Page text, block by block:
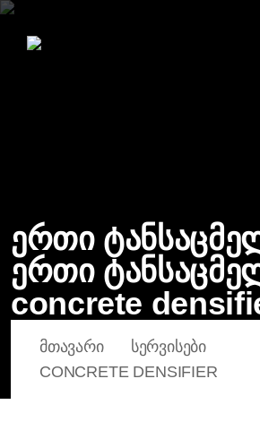
ერთი
ერთი
concrete
ᲛᲗᲐᲕᲐᲠᲘ
ᲡᲔᲠᲕᲘᲡᲔᲑᲘ
CONCRETE DENSIFIER